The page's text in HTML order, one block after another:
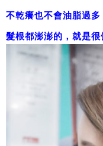
不乾癢也不會油脂過
髮根都澎澎的，就是很